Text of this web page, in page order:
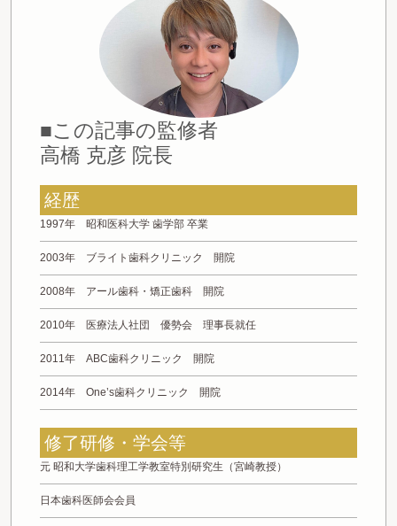
■この記事の監修者
高橋 克彦 院長
経歴
1997年 昭和医科大学 歯学部 卒業
2003年 ブライト歯科クリニック 開院
2008年 アール歯科・矯正歯科 開院
2010年 医療法人社団 優勢会 理事長就任
2011年 ABC歯科クリニック 開院
2014年 One’s歯科クリニック 開院
修了研修・学会等
元 昭和大学歯科理工学教室特別研究生（宮崎教授）
日本歯科医師会会員